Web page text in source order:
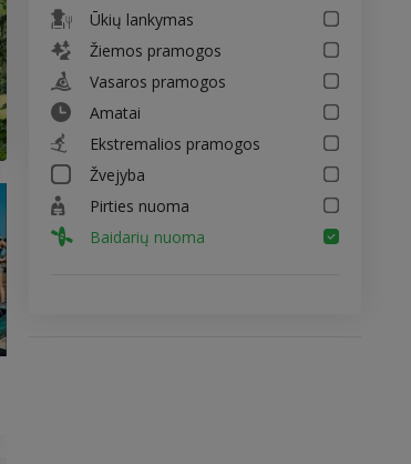
Ūkių lankymas
Žiemos pramogos
Vasaros pramogos
Amatai
Ekstremalios pramogos
Žvejyba
Pirties nuoma
Baidarių nuoma